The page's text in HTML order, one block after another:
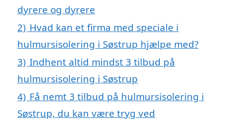
dyrere og dyrere
2) Hvad kan et firma med speciale i
hulmursisolering i Søstrup hjælpe med?
3) Indhent altid mindst 3 tilbud på
hulmursisolering i Søstrup
4) Få nemt 3 tilbud på hulmursisolering i
Søstrup, du kan være tryg ved